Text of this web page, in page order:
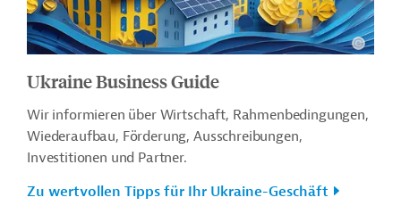
Ukraine Business Guide
Wir informieren über Wirtschaft, Rahmenbedingungen,
Wiederaufbau, Förderung, Ausschreibungen,
Investitionen und Partner.
Zu wertvollen Tipps für Ihr Ukraine-Geschäft